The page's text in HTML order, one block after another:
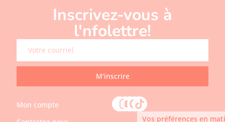
Inscrivez-vous à
l'nfolettre!
M'inscrire
Mon compte
Vos préférences en